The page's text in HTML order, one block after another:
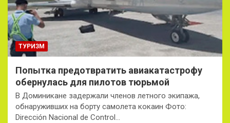
ТУРИЗМ
Попытка предотвратить авиакатастрофу
обернулась для пилотов тюрьмой
В Доминикане задержали членов летного экипажа,
обнаруживших на борту самолета кокаин Фото:
Dirección Nacional de Control…